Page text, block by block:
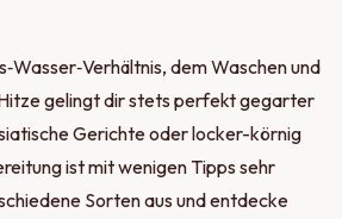
dem Waschen und
gelingt dir stets perfekt gegarter
Gerichte oder locker-körnig
ist mit wenigen Tipps sehr
Sorten aus und entdecke